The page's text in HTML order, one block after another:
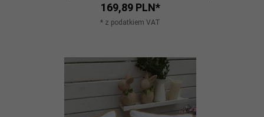
169,89 PLN*
* z podatkiem VAT